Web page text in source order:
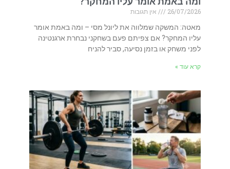
26/07/2026
אין תגובות
מאטה: המשקה שמלווה את ליונל מסי – ומה באמת אומר
עליו המחקר? אם צפיתם פעם בשחקני נבחרת ארגנטינה
לפני משחק או בזמן נסיעה, סביר להניח
קרא עוד »